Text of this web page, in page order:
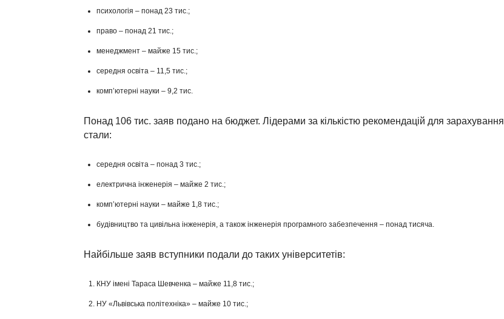
психологія – понад 23 тис.;
право – понад 21 тис.;
менеджмент – майже 15 тис.;
середня освіта – 11,5 тис.;
комп’ютерні науки – 9,2 тис.
Понад 106 тис. заяв подано на бюджет. Лідерами за кількістю рекомендацій для зарахування
стали:
середня освіта – понад 3 тис.;
електрична інженерія – майже 2 тис.;
комп’ютерні науки – майже 1,8 тис.;
будівництво та цивільна інженерія, а також інженерія програмного забезпечення – понад тисяча.
Найбільше заяв вступники подали до таких університетів:
КНУ імені Тараса Шевченка – майже 11,8 тис.;
НУ «Львівська політехніка» – майже 10 тис.;